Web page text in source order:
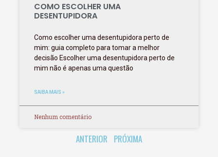
COMO ESCOLHER UMA
DESENTUPIDORA
Como escolher uma desentupidora perto de
mim: guia completo para tomar a melhor
decisão Escolher uma desentupidora perto de
mim não é apenas uma questão
SAIBA MAIS »
Nenhum comentário
ANTERIOR PRÓXIMA